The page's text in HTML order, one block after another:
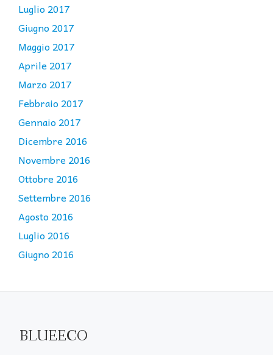
Luglio 2017
Giugno 2017
Maggio 2017
Aprile 2017
Marzo 2017
Febbraio 2017
Gennaio 2017
Dicembre 2016
Novembre 2016
Ottobre 2016
Settembre 2016
Agosto 2016
Luglio 2016
Giugno 2016
BLUEECO